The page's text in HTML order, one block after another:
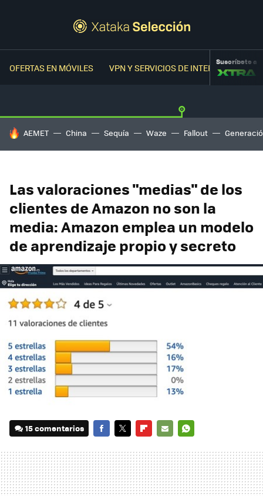
OFERTAS EN MÓVILES VPN Y SERVICIOS DE INTERNETSuscríbete a
HOY SE HABLA DE
AEMET China Sequía Waze Fallout
Las valoraciones "medias" de los
clientes de Amazon no son la
media: Amazon emplea un modelo
de aprendizaje propio y secreto
15 comentarios
MAIL